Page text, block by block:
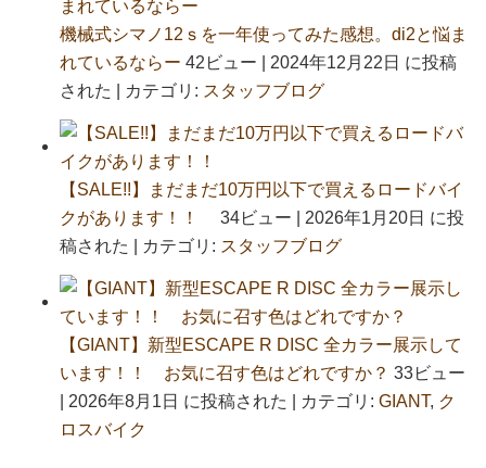
機械式シマノ12ｓを一年使ってみた感想。di2と悩ま
れているならー 42ビュー
2024年12月22日 に投稿
された
カテゴリ: スタッフブログ
【SALE!!】まだまだ10万円以下で買えるロードバイ
クがあります！！
34ビュー
2026年1月20日 に投
稿された
カテゴリ: スタッフブログ
【GIANT】新型ESCAPE R DISC 全カラー展示して
います！！ お気に召す色はどれですか？ 33ビュー
2026年8月1日 に投稿された カテゴリ: GIANT, ク
ロスバイク